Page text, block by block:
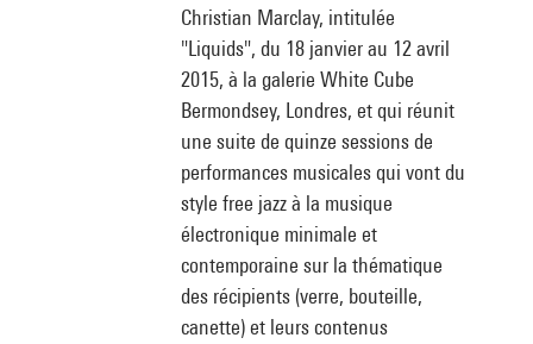
Christian Marclay, intitulée
"Liquids", du 18 janvier au 12 avril
2015, à la galerie White Cube
Bermondsey, Londres, et qui réunit
une suite de quinze sessions de
performances musicales qui vont du
style free jazz à la musique
électronique minimale et
contemporaine sur la thématique
des récipients (verre, bouteille,
canette) et leurs contenus